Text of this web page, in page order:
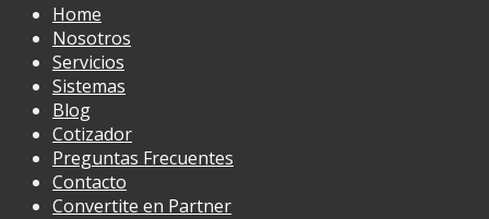
Home
Nosotros
Servicios
Sistemas
Blog
Cotizador
Preguntas Frecuentes
Contacto
Convertite en Partner